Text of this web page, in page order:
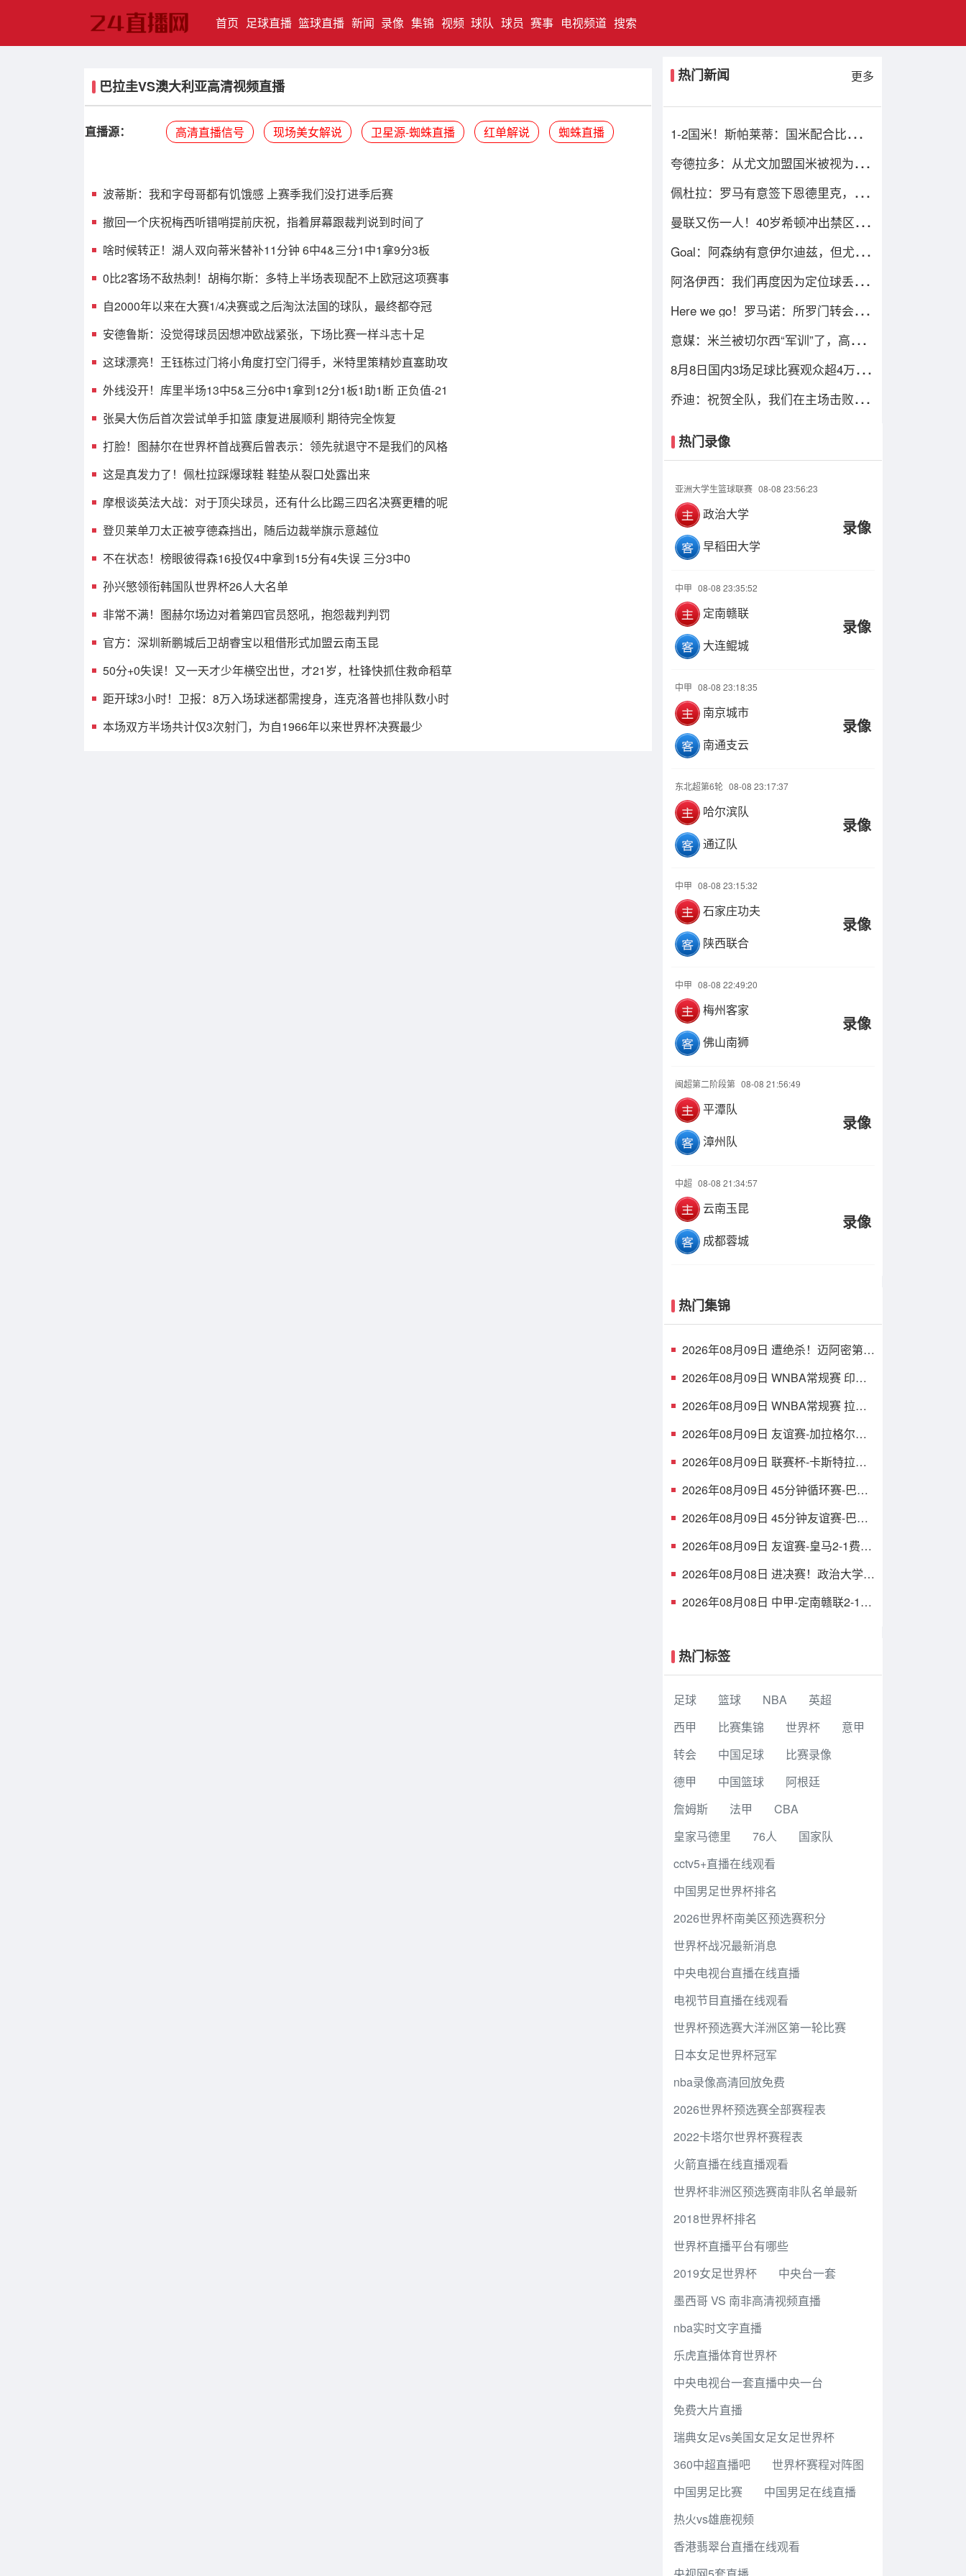
首页 (current)
足球直播 篮球直播 新闻 录像 集锦 视频 球队 球员 赛事 电视频道 搜索
巴拉圭VS澳大利亚高清视频直播
直播源： 高清直播信号 现场美女解说 卫星源-蜘蛛直播 红单解说 蜘蛛直播
波蒂斯：我和字母哥都有饥饿感 上赛季我们没打进季后赛
撤回一个庆祝梅西听错哨提前庆祝，指着屏幕跟裁判说到时间了
啥时候转正！湖人双向蒂米替补11分钟 6中4&三分1中1拿9分3板
0比2客场不敌热刺！胡梅尔斯：多特上半场表现配不上欧冠这项赛事
自2000年以来在大赛1/4决赛或之后淘汰法国的球队，最终都夺冠
安德鲁斯：没觉得球员因想冲欧战紧张，下场比赛一样斗志十足
这球漂亮！王钰栋过门将小角度打空门得手，米特里策精妙直塞助攻
外线没开！库里半场13中5&三分6中1拿到12分1板1助1断 正负值-21
张昊大伤后首次尝试单手扣篮 康复进展顺利 期待完全恢复 ​​​
打脸！图赫尔在世界杯首战赛后曾表示：领先就退守不是我们的风格
这是真发力了！佩杜拉踩爆球鞋 鞋垫从裂口处露出来
摩根谈英法大战：对于顶尖球员，还有什么比踢三四名决赛更糟的呢
登贝莱单刀太正被亨德森挡出，随后边裁举旗示意越位
不在状态！榜眼彼得森16投仅4中拿到15分有4失误 三分3中0
孙兴慜领衔韩国队世界杯26人大名单
非常不满！图赫尔场边对着第四官员怒吼，抱怨裁判判罚
官方：深圳新鹏城后卫胡睿宝以租借形式加盟云南玉昆
50分+0失误！又一天才少年横空出世，才21岁，杜锋快抓住救命稻草
距开球3小时！卫报：8万入场球迷都需搜身，连克洛普也排队数小时
本场双方半场共计仅3次射门，为自1966年以来世界杯决赛最少
热门新闻 更多
1-2国米！斯帕莱蒂：国米配合比我们
夸德拉多：从尤文加盟国米被视为背
佩杜拉：罗马有意签下恩德里克，一
曼联又伤一人！40岁希顿冲出禁区解
Goal：阿森纳有意伊尔迪兹，但尤文
阿洛伊西：我们再度因为定位球丢
Here we go！罗马诺：所罗门转会西
意媒：米兰被切尔西“军训”了，高层
8月8日国内3场足球比赛观众超4万，
乔迪：祝贺全队，我们在主场击败了
热门录像
亚洲大学生篮球联赛 08-08 23:56:23
政治大学
早稻田大学
录像
中甲 08-08 23:35:52
定南赣联
大连鲲城
录像
中甲 08-08 23:18:35
南京城市
南通支云
录像
东北超第6轮 08-08 23:17:37
哈尔滨队
通辽队
录像
中甲 08-08 23:15:32
石家庄功夫
陕西联合
录像
中甲 08-08 22:49:20
梅州客家
佛山南狮
录像
闽超第二阶段第 08-08 21:56:49
平潭队
漳州队
录像
中超 08-08 21:34:57
云南玉昆
成都蓉城
录像
热门集锦
2026年08月09日 遭绝杀！迈阿密第
示梅西球衣
2026年08月09日 WNBA常规赛 印第
锦
2026年08月09日 WNBA常规赛 拉斯
场集锦
2026年08月09日 友谊赛-加拉格尔进
2026年08月09日 联赛杯-卡斯特拉诺
2026年08月09日 45分钟循环赛-巴萨
杀
2026年08月09日 45分钟友谊赛-巴萨
一次中柱
2026年08月09日 友谊赛-皇马2-1费伦
韦德助攻
2026年08月08日 进决赛！政治大学力
22+15+7
2026年08月08日 中甲-定南赣联2-1大
热门标签
足球 篮球 NBA
英超
西甲
比赛集锦 世界杯
意甲
转会
中国足球
比赛录像
德甲
中国篮球
阿根廷
詹姆斯
法甲
CBA
皇家马德里
76人
国家队
cctv5+直播在线观看
中国男足世界杯排名
2026世界杯南美区预选赛积分
世界杯战况最新消息
中央电视台直播在线直播
电视节目直播在线观看
世界杯预选赛大洋洲区第一轮比赛
日本女足世界杯冠军
nba录像高清回放免费
2026世界杯预选赛全部赛程表
2022卡塔尔世界杯赛程表
火箭直播在线直播观看
世界杯非洲区预选赛南非队名单最新
2018世界杯排名
世界杯直播平台有哪些
2019女足世界杯
中央台一套
墨西哥 VS 南非高清视频直播
nba实时文字直播
乐虎直播体育世界杯
中央电视台一套直播中央一台
免费大片直播
瑞典女足vs美国女足女足世界杯
360中超直播吧
世界杯赛程对阵图
中国男足比赛
中国男足在线直播
热火vs雄鹿视频
香港翡翠台直播在线观看